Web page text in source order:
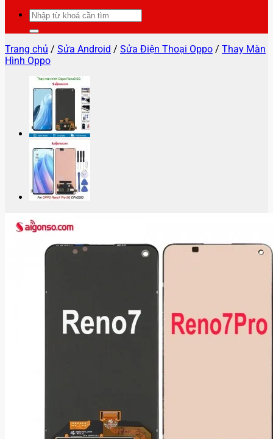
Tìm
kiếm:
Trang chủ / Sửa Android / Sửa Điện Thoại Oppo / Thay Màn
Hình Oppo